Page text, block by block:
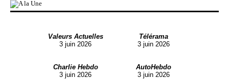
Valeurs Actuelles
3 juin 2026
Télérama
3 juin 2026
Charlie Hebdo
3 juin 2026
AutoHebdo
3 juin 2026